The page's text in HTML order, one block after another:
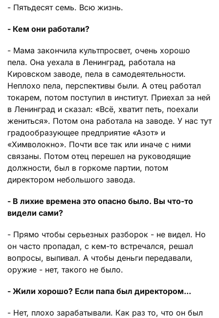
- Пятьдесят семь. Всю жизнь.
- Кем они работали?
- Мама закончила культпросвет, очень хорошо
пела. Она уехала в Ленинград, работала на
Кировском заводе, пела в самодеятельности.
Неплохо пела, перспективы были. А отец работал
токарем, потом поступил в институт. Приехал за ней
в Ленинград и сказал: «Всё, хватит петь, поехали
жениться». Потом она работала на заводе. У нас тут
градообразующее предприятие «Азот» и
«Химволокно». Почти все так или иначе с ними
связаны. Потом отец перешел на руководящие
должности, был в горкоме партии, потом
директором небольшого завода.
- В лихие времена это опасно было. Вы что-то
видели сами?
- Прямо чтобы серьезных разборок - не видел. Но
он часто пропадал, с кем-то встречался, решал
вопросы, выпивал. А чтобы деньги передавали,
оружие - нет, такого не было.
- Жили хорошо? Если папа был директором...
- Нет, плохо зарабатывали. Как раз то, что он был